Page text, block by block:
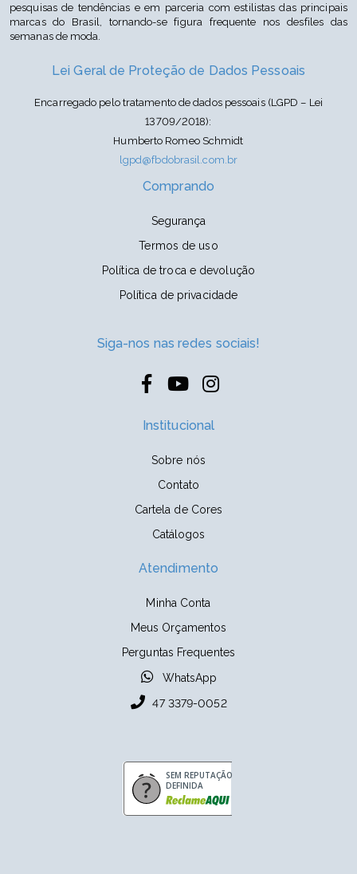
pesquisas de tendências e em parceria com estilistas das principais
marcas do Brasil, tornando-se figura frequente nos desfiles das
semanas de moda.
Lei Geral de Proteção de Dados Pessoais
Encarregado pelo tratamento de dados pessoais (LGPD – Lei
13709/2018):
Humberto Romeo Schmidt
lgpd@fbdobrasil.com.br
Comprando
Segurança
Termos de uso
Política de troca e devolução
Política de privacidade
Siga-nos nas redes sociais!
Institucional
Sobre nós
Contato
Cartela de Cores
Catálogos
Atendimento
Minha Conta
Meus Orçamentos
Perguntas Frequentes
WhatsApp
47 3379-0052
SEM REPUTAÇÃO
DEFINIDA